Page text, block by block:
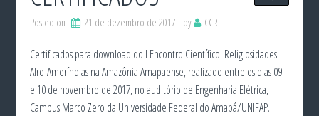
Posted on 21 de dezembro de 2017 by CCRI
Certificados para download do I Encontro Científico: Religiosidades
Afro-Ameríndias na Amazônia Amapaense, realizado entre os dias 09
e 10 de novembro de 2017, no auditório de Engenharia Elétrica,
Campus Marco Zero da Universidade Federal do Amapá/UNIFAP.